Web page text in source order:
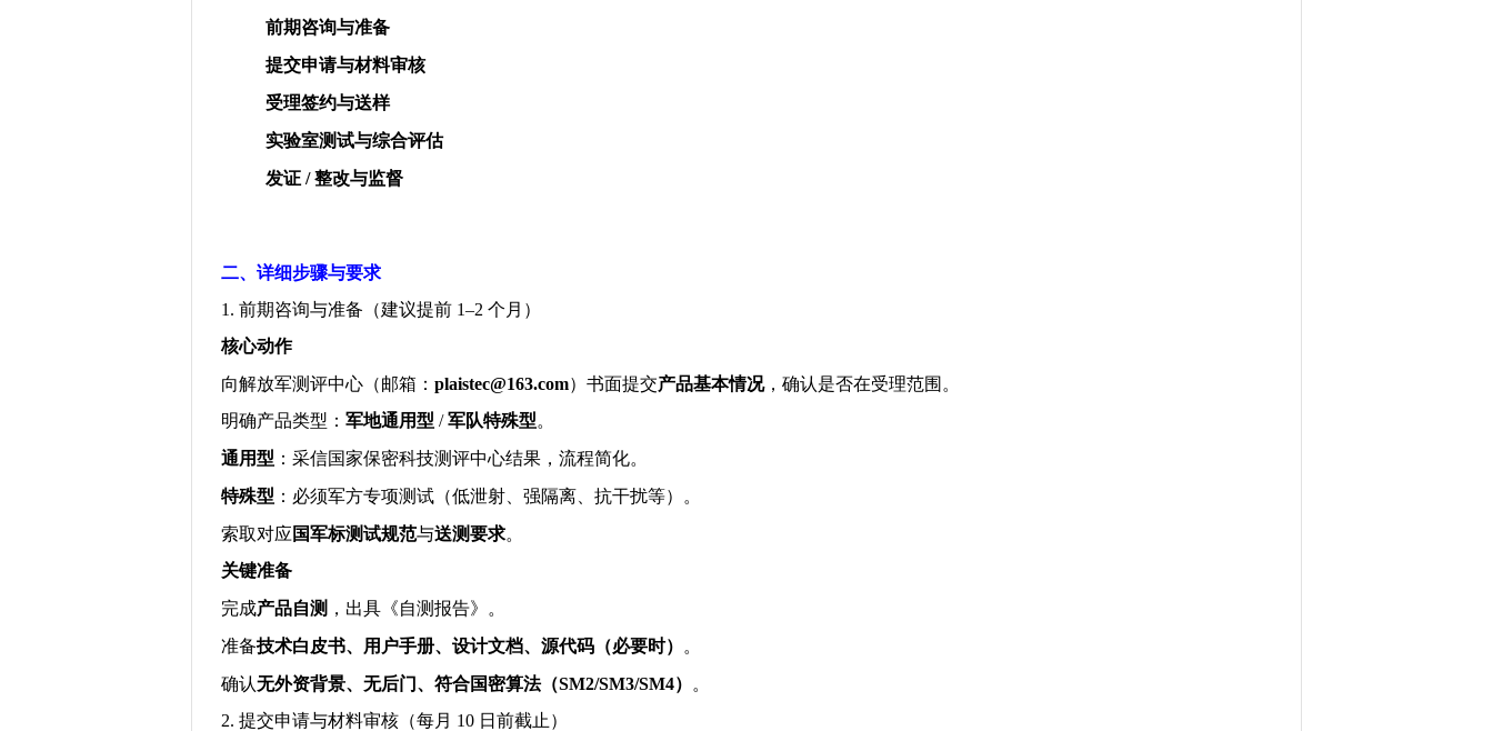
前期咨询与准备
提交申请与材料审核
受理签约与送样
实验室测试与综合评估
发证 /整改与监督
二、详细步骤与要求
1. 前期咨询与准备（建议提前 1–2 个月）
核心动作
向解放军测评中心（邮箱： plaistec@163.com）书面提交产品基本情况，确认是否在受理范围。
明确产品类型： 军地通用型 /军队特殊型。
通用型 ：采信国家保密科技测评中心结果，流程简化。
特殊型 ：必须军方专项测试（低泄射、强隔离、抗干扰等）。
索取对应 国军标测试规范与送测要求。
关键准备
完成产品自测 ，出具《自测报告》。
准备技术白皮书、用户手册、设计文档、源代码（必要时）
。
确认无外资背景、无后门、符合国密算法（SM2/SM3/SM4）
。
2. 提交申请与材料审核（每月 10 日前截止）